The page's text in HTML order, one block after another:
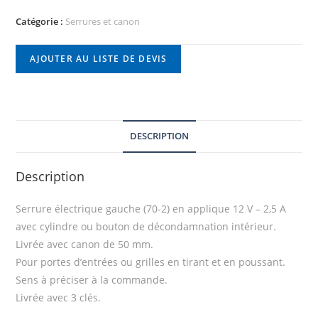
Catégorie : Serrures et canon
AJOUTER AU LISTE DE DEVIS
DESCRIPTION
Description
Serrure électrique gauche (70-2) en applique 12 V – 2,5 A
avec cylindre ou bouton de décondamnation intérieur.
Livrée avec canon de 50 mm.
Pour portes d’entrées ou grilles en tirant et en poussant.
Sens à préciser à la commande.
Livrée avec 3 clés.